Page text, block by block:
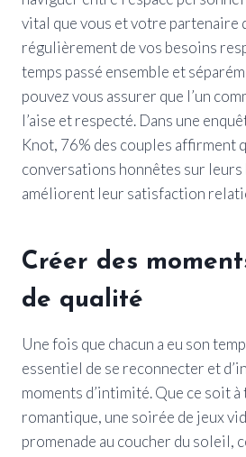
vital que vous et votre partenaire
régulièrement de vos besoins
temps passé ensemble et
pouvez vous assurer que l’un
l’aise et respecté. Dans une
Knot, 76% des couples affirment
conversations honnêtes sur
améliorent leur satisfaction
Créer des
de qualité
Une fois que chacun a eu son
essentiel de se reconnecter et
moments d’intimité. Que ce soit
romantique, une soirée de jeux
promenade au coucher du soleil,